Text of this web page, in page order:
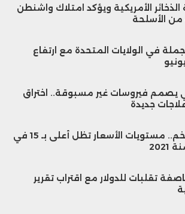
الأمريكية ويؤكد امتلاك واشنطن
الأسلحة
في الولايات المتحدة مع ارتفاع
يصمم فيروسات غير مسبوقة.. اختراق
جديدة
رغم انحسار التضخم.. مستويات الأسعار تظل أعلى بـ 15 في
تقلبات للدولار مع اقتراب تقرير